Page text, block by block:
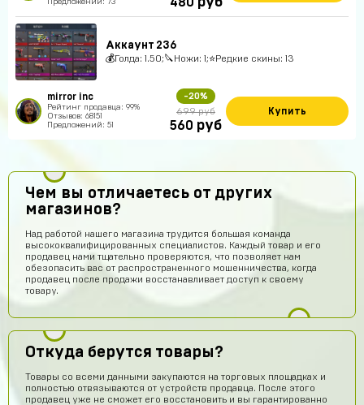
Предложений: 73
Аккаунт 236
💰Голда: 1.50;🔪Ножи: 1;⭐️Редкие скины: 13
mirror inc
Рейтинг продавца: 99%
Отзывов: 68151
Предложений: 51
-20%
699 руб
560 руб
Купить
Чем вы отличаетесь от других
магазинов?
Над работой нашего магазина трудится большая команда
высококвалифицированных специалистов. Каждый товар и его
продавец нами тщательно проверяются, что позволяет нам
обезопасить вас от распространенного мошенничества, когда
продавец после продажи восстанавливает доступ к своему
товару.
Откуда берутся товары?
Товары со всеми данными закупаются на торговых площадках и
полностью отвязываются от устройств продавца. После этого
продавец уже не сможет его восстановить и вы гарантированно